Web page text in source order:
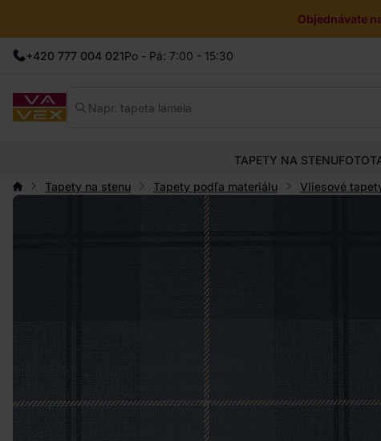
Objednávate
+420 777 004 021Po - Pá: 7:00 - 15:30
TAPETY NA STENU
Tapety na stenu
Tapety podľa materiálu Vliesové